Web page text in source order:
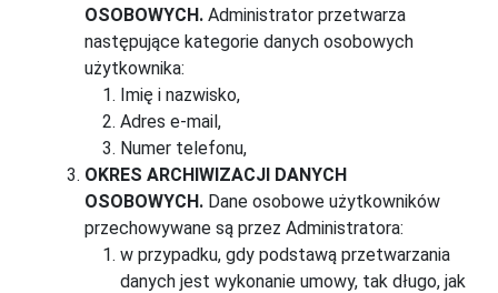
OSOBOWYCH. Administrator przetwarza
następujące kategorie danych osobowych
użytkownika:
Imię i nazwisko,
Adres e-mail,
Numer telefonu,
OKRES ARCHIWIZACJI DANYCH
OSOBOWYCH. Dane osobowe użytkowników
przechowywane są przez Administratora:
w przypadku, gdy podstawą przetwarzania
danych jest wykonanie umowy, tak długo, jak